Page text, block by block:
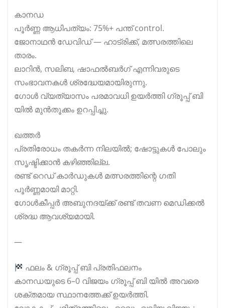
കാനഡ
പൂർണ്ണ ആധിപത്യം: 75%+ പന്ത്‌ control.
ജോനാഥൻ ഡേവിഡ് — ഹാട്രിക്ക്, മത്സരത്തിലെ
താരം.
ലാറിൻ, സലിബ, ഷാഫൽബർഗ് എന്നിവരുടെ
സംഭാവനകൾ ശ്രദ്ധേയമായിരുന്നു.
ഗോൾ വ്യത്യാസം പരമാവധി ഉയർത്തി ഗ്രൂപ്പ് ബി
യിൽ മുൻതൂക്കം ഉറപ്പിച്ചു.
ഖത്തർ
പ്രതിരോധം തകർന്ന നിലയിൽ; ഷോട്ടുകൾ പോലും
സൃഷ്ടിക്കാൻ കഴിഞ്ഞില്ല.
രണ്ട് റെഡ് കാർഡുകൾ മത്സരത്തിന്റെ ഗതി
പൂർണ്ണമായി മാറ്റി.
ഗോൾകീപ്പർ അബുനദയ്ക്ക് രണ്ട് തവണ മെഡിക്കൽ
ശ്രദ്ധ ആവശ്യമായി.
—
ഫലം & ഗ്രൂപ്പ് ബി പ്രതിഫലനം
കാനഡയുടെ 6–0 വിജയം ഗ്രൂപ്പ് ബി യിൽ അവരെ
ശക്തമായ സ്ഥാനത്തേക്ക് ഉയർത്തി.